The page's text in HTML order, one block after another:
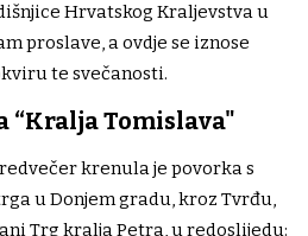
Hrvatskog Kraljevstva u
proslave, a ovdje se iznose
te svečanosti.
“Kralja Tomislava"
krenula je povorka s
u Donjem gradu, kroz Tvrđu,
Trg kralja Petra, u redoslijedu: